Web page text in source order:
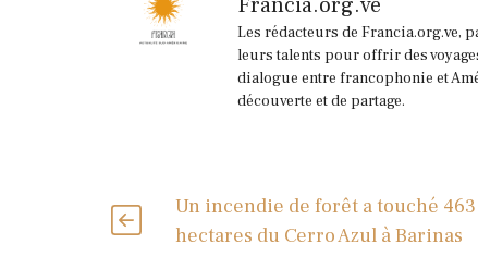
Les rédacteurs de Francia.org.ve,
leurs talents pour offrir des
dialogue entre francophonie et
découverte et de partage.
Un incendie de forêt a touché 463
hectares du Cerro Azul à Barinas